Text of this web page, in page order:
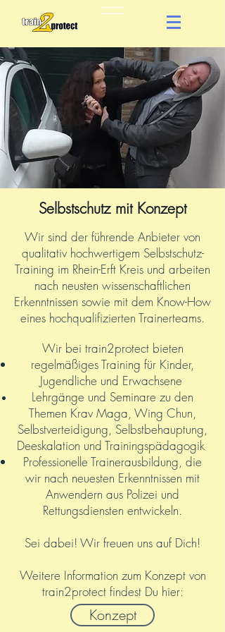
Selbstschutz mit Konzept
Wir sind der führende Anbieter von
qualitativ hochwertigem Selbstschutz-
Training im Rhein-Erft Kreis und arbeiten
nach neusten wissenschaftlichen
Erkenntnissen sowie mit dem Know-How
eines hochqualifizierten Trainerteams.
Wir bei train2protect bieten
regelmäßiges Training für Kinder,
Jugendliche und Erwachsene
Lehrgänge und Seminare zu den
Themen Krav Maga, Wing Chun,
Selbstverteidigung, Selbstbehauptung,
Deeskalation und Trainingspädagogik
Professionelle Trainerausbildung, die
wir nach neuesten Erkenntnissen mit
Anwendern aus Polizei und
Rettungsdiensten entwickeln.
Sei dabei! Wir freuen uns auf Dich!
Weitere Information zum Konzept von
train2protect findest Du hier:
Konzept